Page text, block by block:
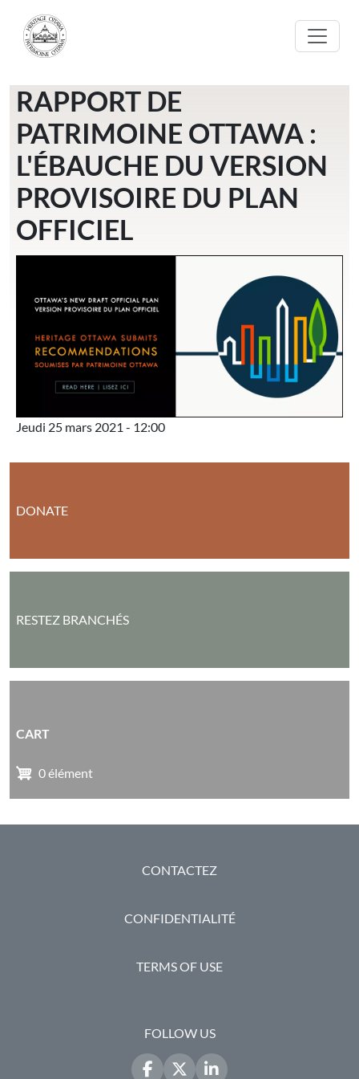
RAPPORT DE
PATRIMOINE OTTAWA :
L'ÉBAUCHE DU VERSION
PROVISOIRE DU PLAN
OFFICIEL
Jeudi 25 mars 2021 - 12:00
DONATE
RESTEZ BRANCHÉS
CART
0 élément
PIED DE PAGECONTACTEZ
CONFIDENTIALITÉ
TERMS OF USE
FOLLOW US